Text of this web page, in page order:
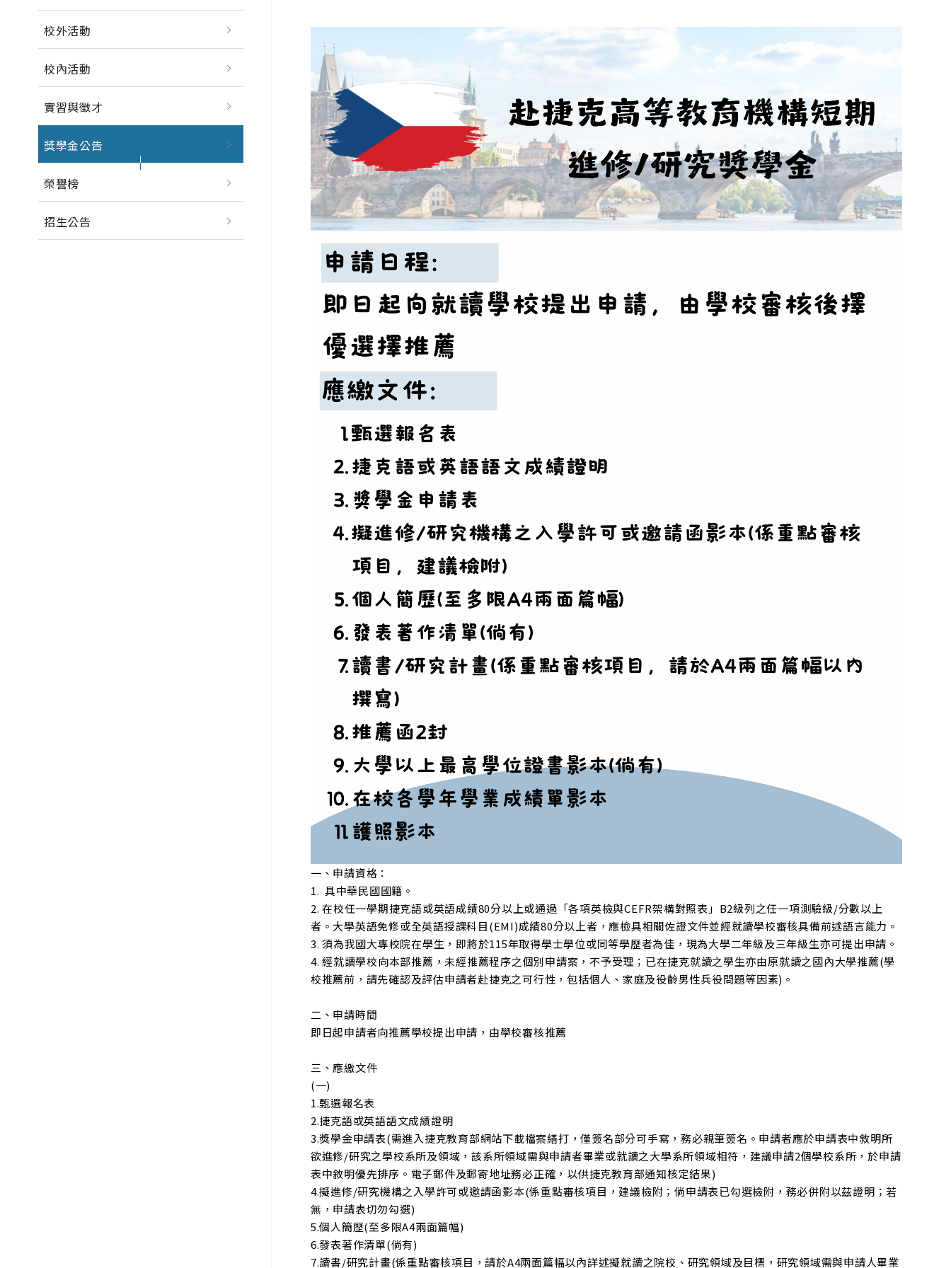
校外活動
校內活動
實習與徵才
獎學金公告
榮譽榜
招生公告
一、申請資格：
1. 具中華民國國籍。
2. 在校任一學期捷克語或英語成績80分以上或通過「各項英檢與CEFR架構對照表」B2級列之任一項測驗級/分數以上
者。大學英語免修或全英語授課科目(EMI)成績80分以上者，應檢具相關佐證文件並經就讀學校審核具備前述語言能力。
3. 須為我國大專校院在學生，即將於115年取得學士學位或同等學歷者為佳，現為大學二年級及三年級生亦可提出申請。
4. 經就讀學校向本部推薦，未經推薦程序之個別申請案，不予受理；已在捷克就讀之學生亦由原就讀之國內大學推薦(學
校推薦前，請先確認及評估申請者赴捷克之可行性，包括個人、家庭及役齡男性兵役問題等因素)。
二、申請時間
即日起申請者向推薦學校提出申請，由學校審核推薦
三、應繳文件
(一)
1.甄選報名表
2.捷克語或英語語文成績證明
3.獎學金申請表(需進入捷克教育部網站下載檔案繕打，僅簽名部分可手寫，務必親筆簽名。申請者應於申請表中敘明所
欲進修/研究之學校系所及領域，該系所領域需與申請者畢業或就讀之大學系所領域相符，建議申請2個學校系所，於申請
表中敘明優先排序。電子郵件及郵寄地址務必正確，以供捷克教育部通知核定結果)
4.擬進修/研究機構之入學許可或邀請函影本(係重點審核項目，建議檢附；倘申請表已勾選檢附，務必併附以茲證明；若
無，申請表切勿勾選)
5.個人簡歷(至多限A4兩面篇幅)
6.發表著作清單(倘有)
7.讀書/研究計畫(係重點審核項目，請於A4兩面篇幅以內詳述擬就讀之院校、研究領域及目標，研究領域需與申請人畢業